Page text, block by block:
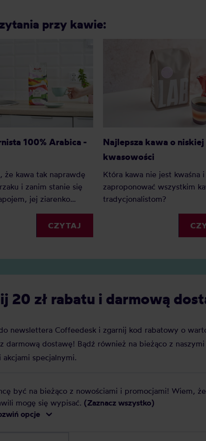
przy kawie:
100% Arabica -
że kawa tak naprawdę
i zanim stanie się
jej ziarenko
owoc? Istnieją tylko
kawy: Arabika i Robusta
CZYTAJ
Najlepsza kawa o niskiej
kwasowości
Która kawa nie jest kwaśna i
zaproponować wszystkim
tradycjonalistom?
20 zł rabatu i darmową
newslettera Coffeedesk i zgarnij kod rabatowy o
darmową dostawę! Bądź również na bieżąco z
akcjami specjalnymi.
być na bieżąco z nowościami i promocjami! Wiem,
mogę się wypisać. (Zaznacz wszystko)
opcje